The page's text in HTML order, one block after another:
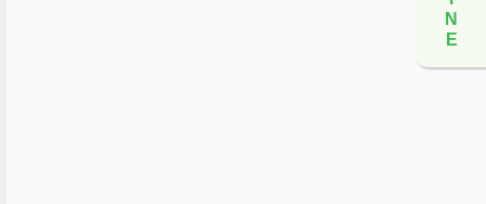
N
E